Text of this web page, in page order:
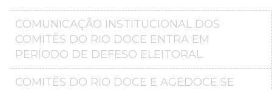
COMUNICAÇÃO INSTITUCIONAL DOS
COMITÊS DO RIO DOCE ENTRA EM
PERÍODO DE DEFESO ELEITORAL
COMITÊS DO RIO DOCE E AGEDOCE SE